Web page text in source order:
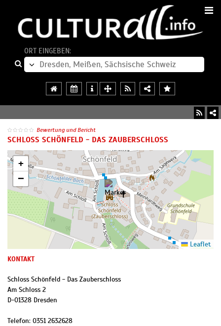
ORT EINGEBEN:
Bewertung und Bericht
SCHLOSS SCHÖNFELD - DAS ZAUBERSCHLOSS
+
−
Leaflet
KONTAKT
Schloss Schönfeld - Das Zauberschloss
Am Schloss 2
D-01328 Dresden
Telefon: 0351 2632628